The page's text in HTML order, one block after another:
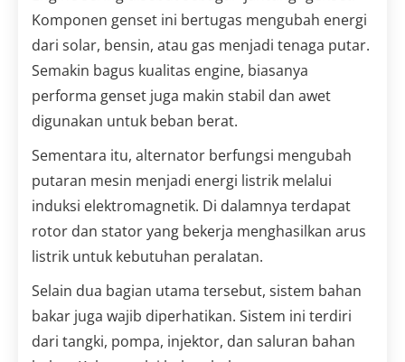
Komponen genset ini bertugas mengubah energi
dari solar, bensin, atau gas menjadi tenaga putar.
Semakin bagus kualitas engine, biasanya
performa genset juga makin stabil dan awet
digunakan untuk beban berat.
Sementara itu, alternator berfungsi mengubah
putaran mesin menjadi energi listrik melalui
induksi elektromagnetik. Di dalamnya terdapat
rotor dan stator yang bekerja menghasilkan arus
listrik untuk kebutuhan peralatan.
Selain dua bagian utama tersebut, sistem bahan
bakar juga wajib diperhatikan. Sistem ini terdiri
dari tangki, pompa, injektor, dan saluran bahan